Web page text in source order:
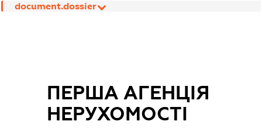
document.dossier
ПЕРША АГЕНЦІЯ
НЕРУХОМОСТІ